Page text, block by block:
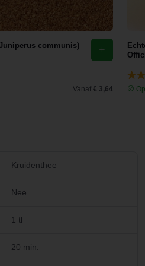
communis)
Vanaf € 3,64
Kruidenthee
Nee
1 tl
20 min.